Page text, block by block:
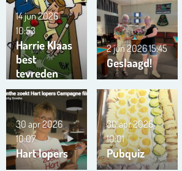
Harrie Klaas
best
tevreden
14 jun 2026
10:53
Geslaagd!
2 jun 202615:45
Hart lopers
30 apr 2026
10:07
Pubquiz
30 apr 2026
10:01